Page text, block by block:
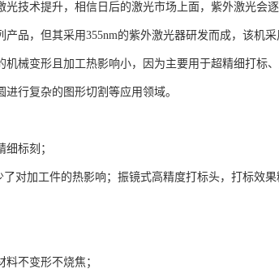
技术提升，相信日后的激光市场上面，紫外激光会逐
品，但其采用355nm的紫外激光器研发而成，该机
机械变形且加工热影响小，因为主要用于超精细打标
行复杂的图形切割等应用领域。
标刻；
对加工件的热影响；振镜式高精度打标头，打标效
不变形不烧焦；